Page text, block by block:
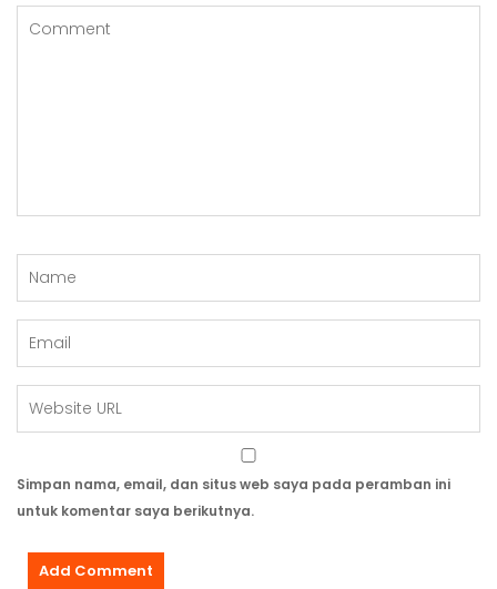
Simpan nama, email, dan situs web saya pada peramban ini
untuk komentar saya berikutnya.